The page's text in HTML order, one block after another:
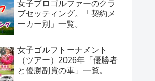
女子プロゴルファーのクラ
ブセッティング。「契約メ
ーカー別」一覧。
女子ゴルフトーナメント
（ツアー）2026年「優勝者
と優勝副賞の車」一覧。